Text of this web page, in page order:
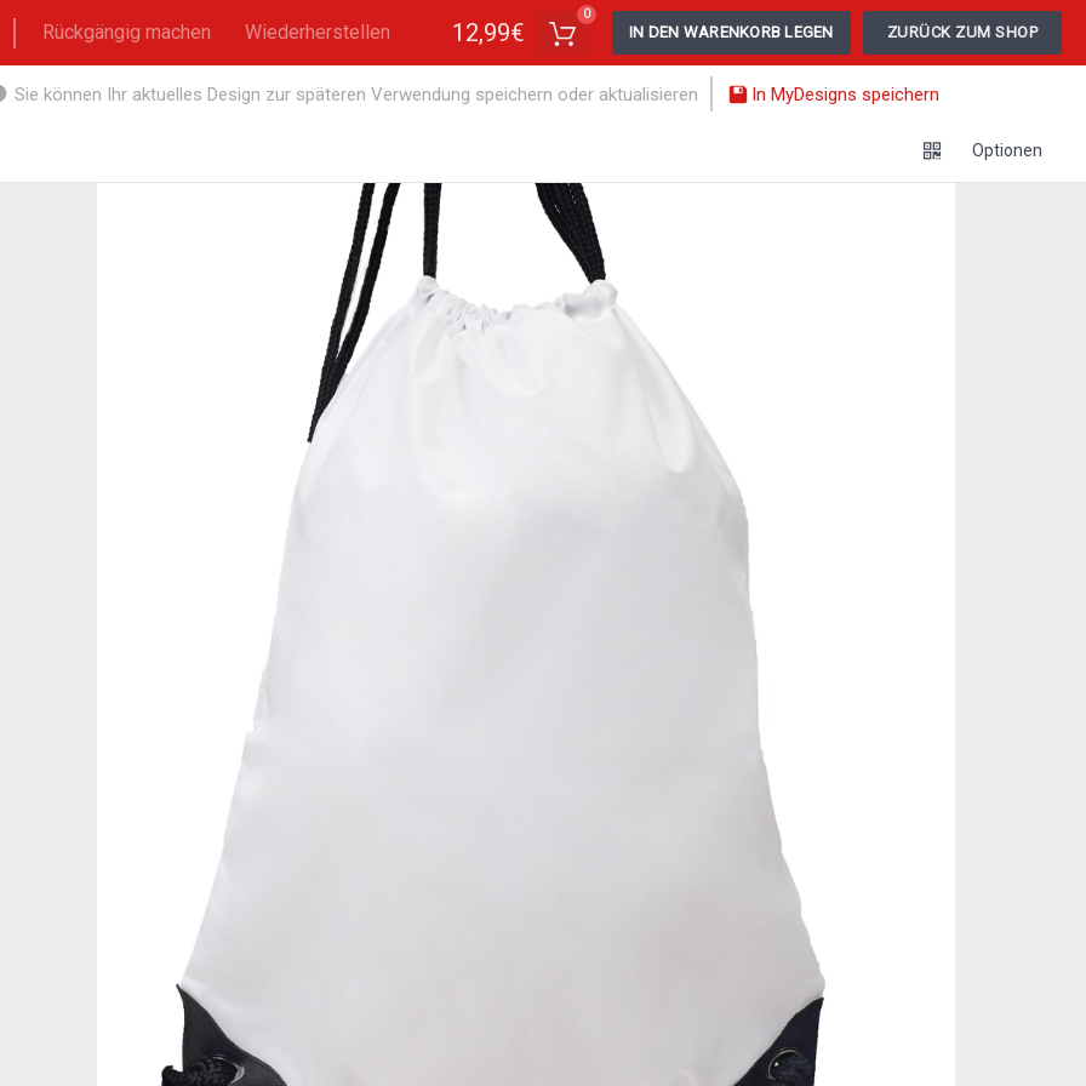
Rückgängig machen Wiederherstellen 12,99€
0
IN DEN WARENKORB LEGEN ZURÜCK ZUM SHOP
Sie können Ihr aktuelles Design zur späteren Verwendung speichern oder aktualisieren In MyDesigns speichern
Optionen